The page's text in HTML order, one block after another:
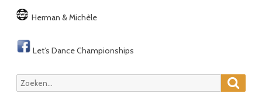
Herman & Michèle
Let’s Dance Championships
Zoeken
naar: